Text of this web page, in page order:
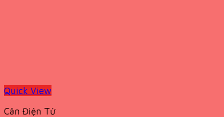
Quick View
Cân Điện Tử